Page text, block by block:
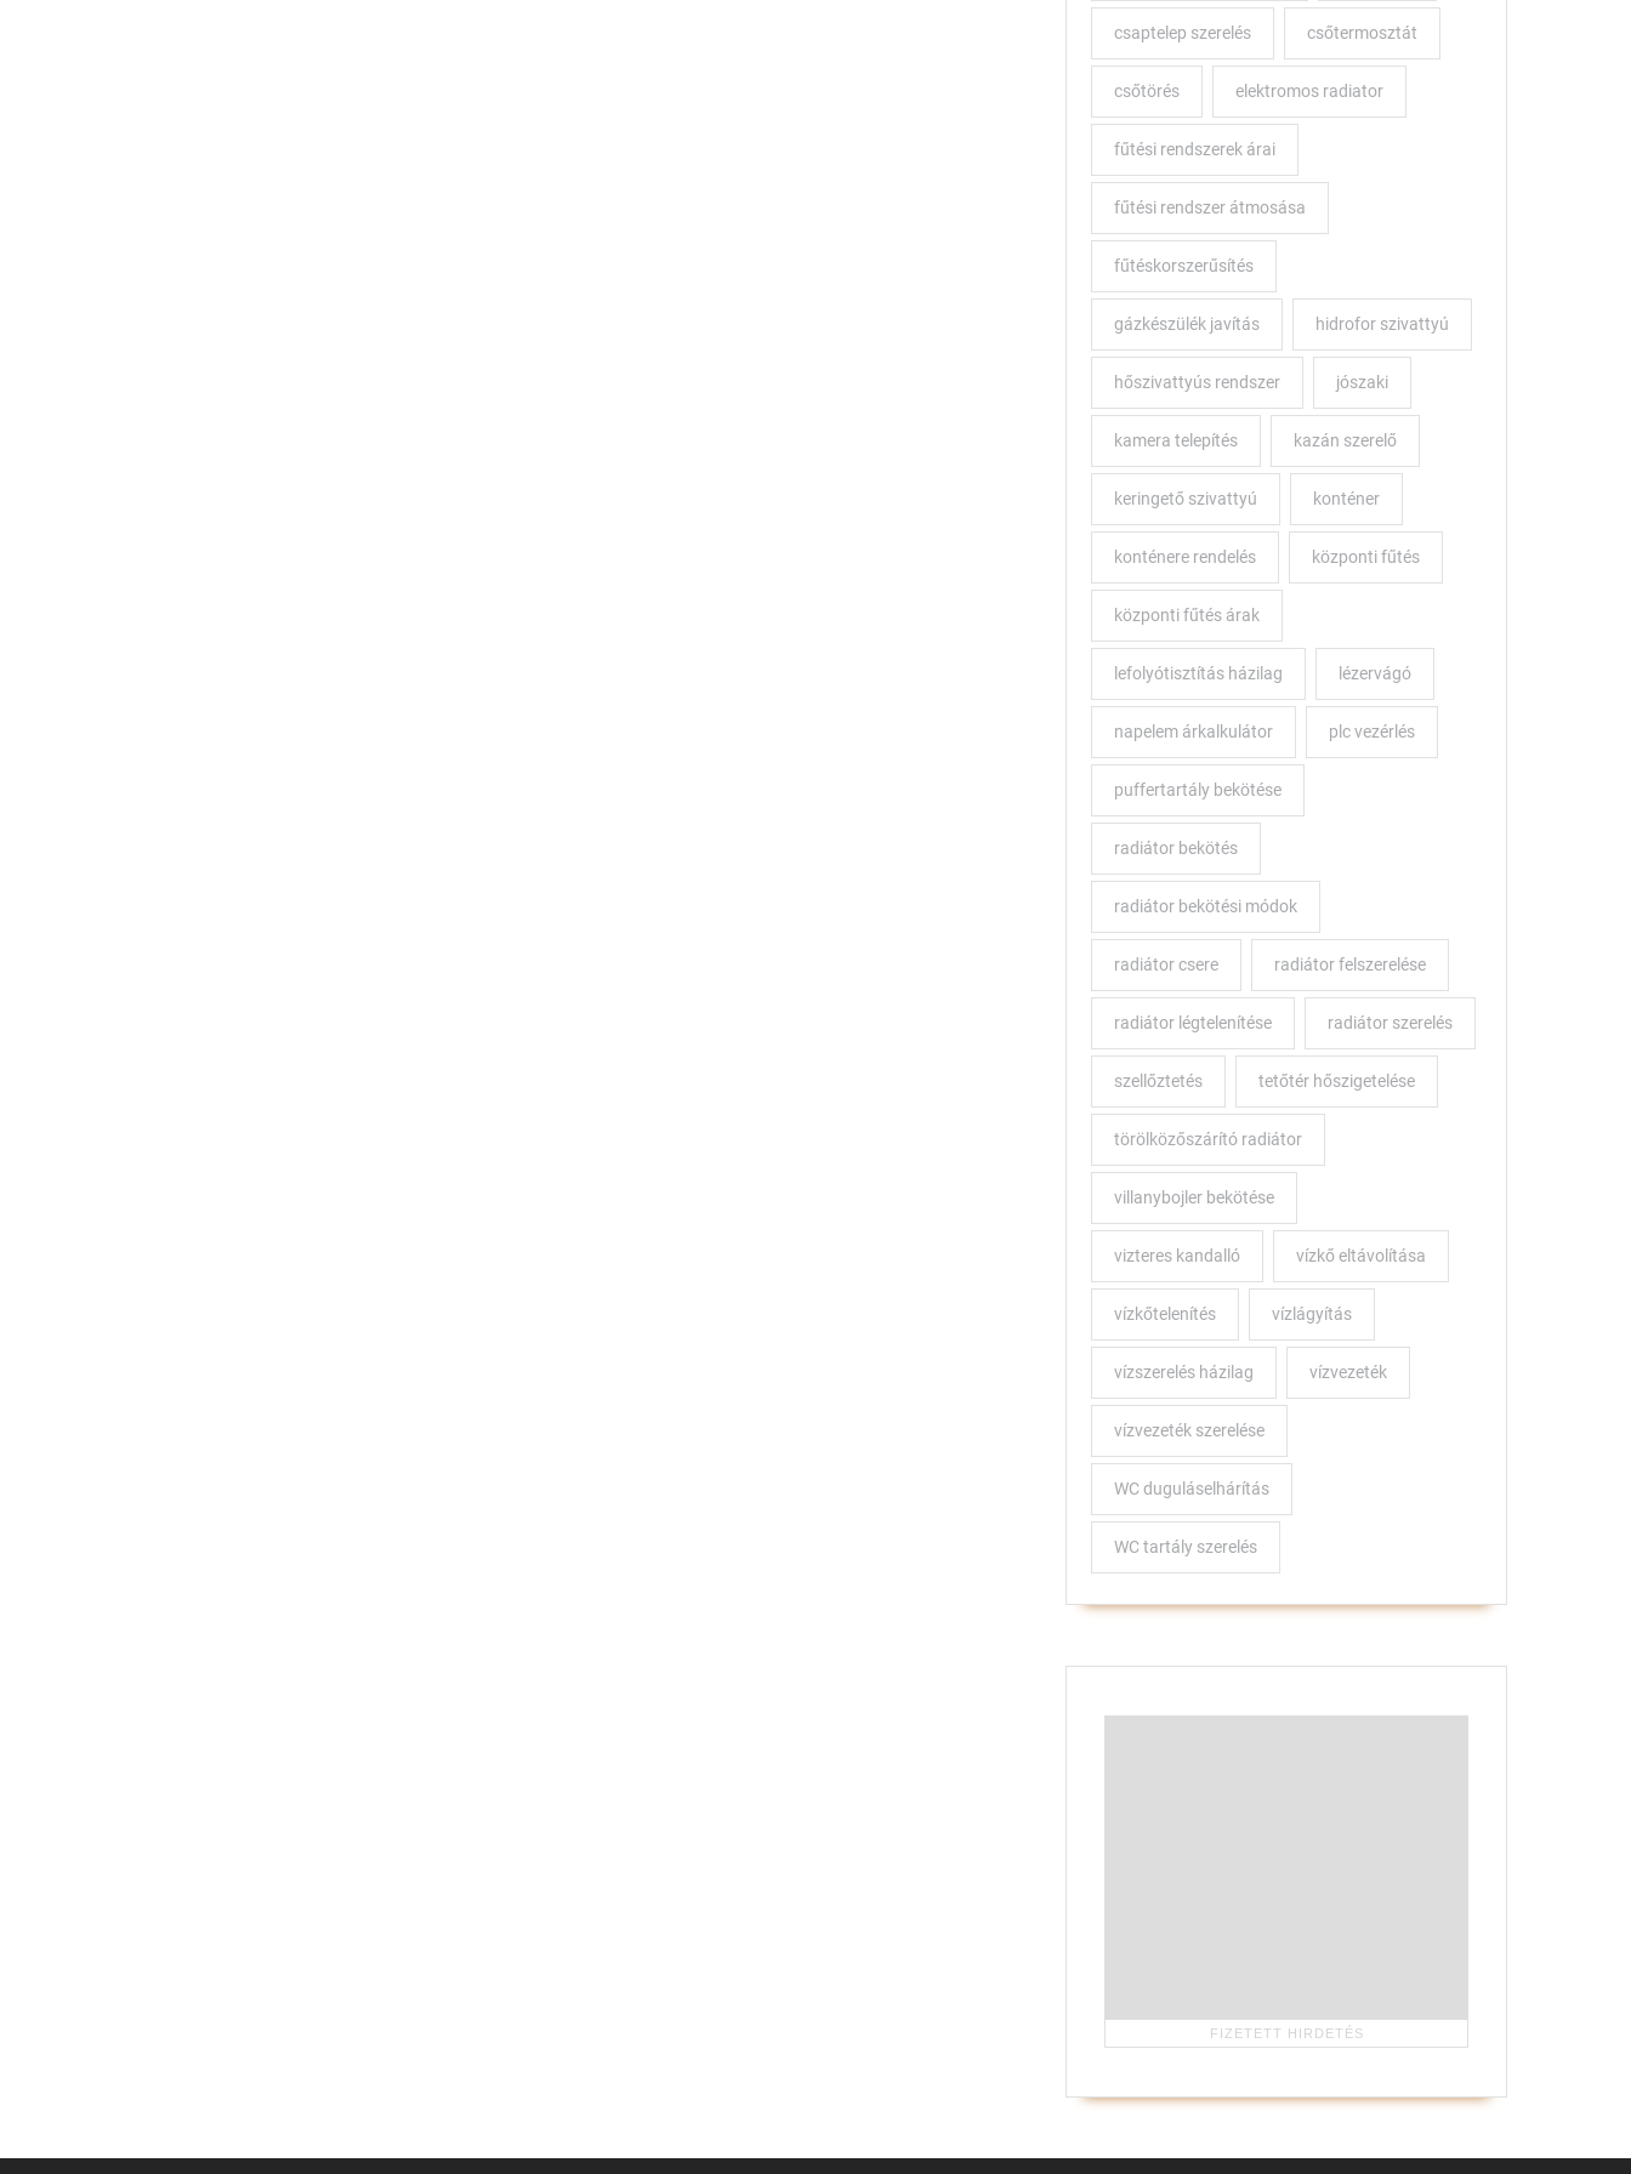
csaptelep szerelés csőtermosztát
csőtörés elektromos radiator
fűtési rendszerek árai
fűtési rendszer átmosása
fűtéskorszerűsítés
gázkészülék javítás hidrofor szivattyú
hőszivattyús rendszer jószaki
kamera telepítés kazán szerelő
keringető szivattyú konténer
konténere rendelés központi fűtés
központi fűtés árak
lefolyótisztítás házilag lézervágó
napelem árkalkulátor plc vezérlés
puffertartály bekötése
radiátor bekötés
radiátor bekötési módok
radiátor csere radiátor felszerelése
radiátor légtelenítése radiátor szerelés
szellőztetés tetőtér hőszigetelése
törölközőszárító radiátor
villanybojler bekötése
vizteres kandalló vízkő eltávolítása
vízkőtelenítés vízlágyítás
vízszerelés házilag vízvezeték
vízvezeték szerelése
WC duguláselhárítás
WC tartály szerelés